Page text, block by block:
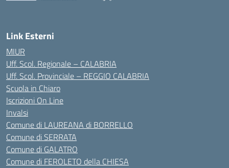
Link Esterni
MIUR
Uff. Scol. Regionale – CALABRIA
Uff. Scol. Provinciale – REGGIO CALABRIA
Scuola in Chiaro
Iscrizioni On Line
Invalsi
Comune di LAUREANA di BORRELLO
Comune di SERRATA
Comune di GALATRO
Comune di FEROLETO della CHIESA